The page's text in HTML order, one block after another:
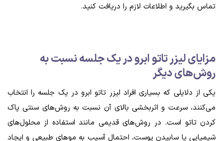
تماس بگیرید و اطلاعات لازم را دریافت کنید.
مزایای لیزر تاتو ابرو در یک جلسه نسبت به
روش‌های دیگر
یکی از دلایلی که بسیاری افراد لیزر تاتو ابرو در یک جلسه را انتخاب
می‌کنند، سرعت و اثربخشی بالای آن نسبت به روش‌های سنتی پاک
کردن تاتو است. در روش‌های قدیمی مانند استفاده از محلول‌های
شیمیایی یا سابیدن پوست، احتمال آسیب به موهای طبیعی و ایجاد